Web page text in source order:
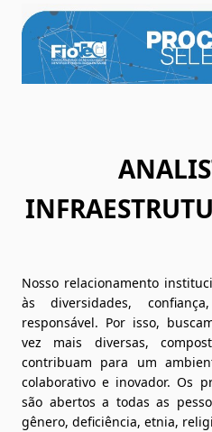
Nosso relacionamento
às diversidades,
responsável. Por isso,
vez mais diversas,
contribuam para um
colaborativo e inovador. Os
são abertos a todas as
gênero, deficiência, etnia,